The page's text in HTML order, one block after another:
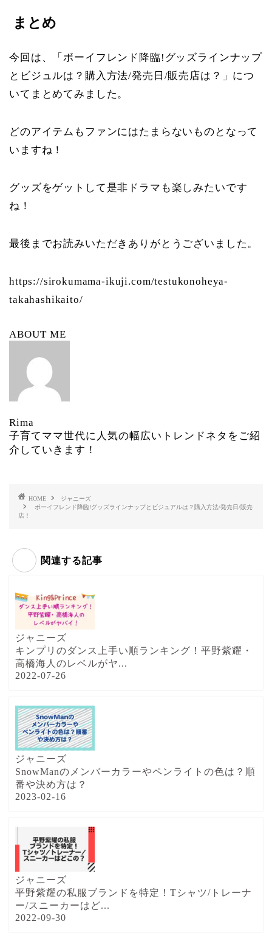
まとめ
今回は、「ボーイフレンド降臨!グッズラインナップ
とビジュルは？購入方法/発売日/販売店は？」につ
いてまとめてみました。
どのアイテムもファンにはたまらないものとなって
いますね！
グッズをゲットして是非ドラマも楽しみたいです
ね！
最後までお読みいただきありがとうございました。
https://sirokumama-ikuji.com/testukonoheya-
takahashikaito/
ABOUT ME
Rima
子育てママ世代に人気の幅広いトレンドネタをご紹
介していきます！
HOME
ジャニーズ
ボーイフレンド降臨!グッズラインナップとビジュアルは？購入方法/発売日/販売
店！
関連する記事
ジャニーズ
キンプリのダンス上手い順ランキング！平野紫耀・
高橋海人のレベルがヤ...
2022-07-26
ジャニーズ
SnowManのメンバーカラーやペンライトの色は？順
番や決め方は？
2023-02-16
ジャニーズ
平野紫耀の私服ブランドを特定！Tシャツ/トレーナ
ー/スニーカーはど...
2022-09-30